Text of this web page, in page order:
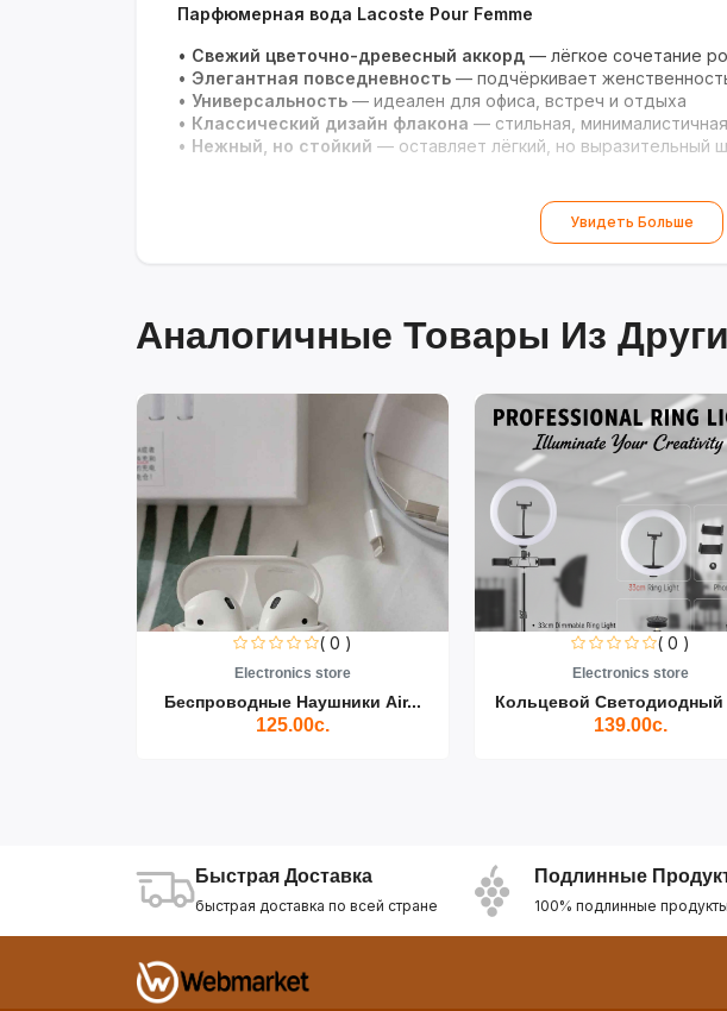
Парфюмерная вода Lacoste Pour Femme
• Свежий цветочно-древесный аккорд — лёгкое сочетание
• Элегантная повседневность — подчёркивает
• Универсальность — идеален для офиса, встреч и отдыха
• Классический дизайн флакона — стильная,
• Нежный, но стойкий — оставляет лёгкий, но выразительный
Увидеть Больше
Аналогичные Товары Из
( 0 )
Electronics store
Беспроводные Наушники Air...
125.00с.
( 0 )
Electronics store
Кольцевой Светодиодный
139.00с.
Быстрая Доставка
быстрая доставка по всей стране
Подлинные
100% подлинные продукты